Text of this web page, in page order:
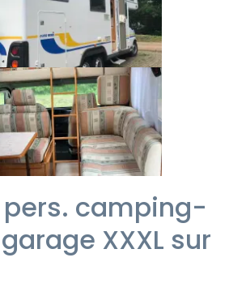
pers. camping-
XXXL sur